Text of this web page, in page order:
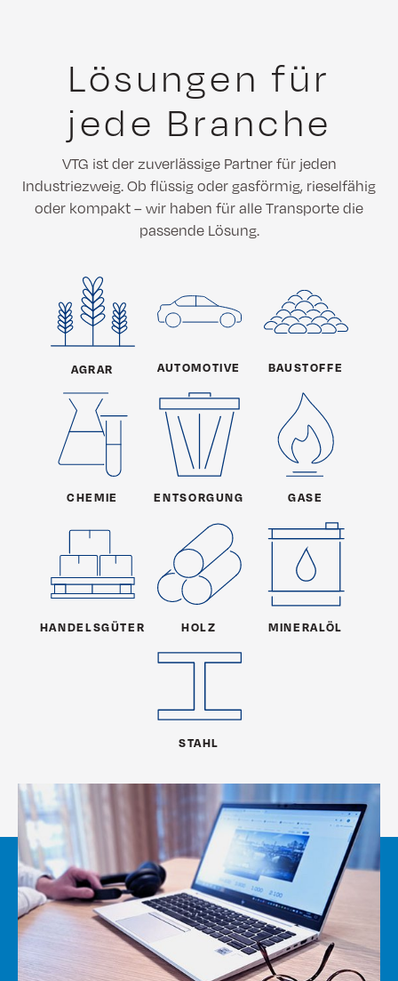
Lösungen für
jede Branche
VTG ist der zuverlässige Partner für jeden
Industriezweig. Ob flüssig oder gasförmig, rieselfähig
oder kompakt – wir haben für alle Transporte die
passende Lösung.
AGRAR AUTOMOTIVE BAUSTOFFE
CHEMIE ENTSORGUNG GASE
HANDELSGÜTER HOLZ MINERALÖL
STAHL